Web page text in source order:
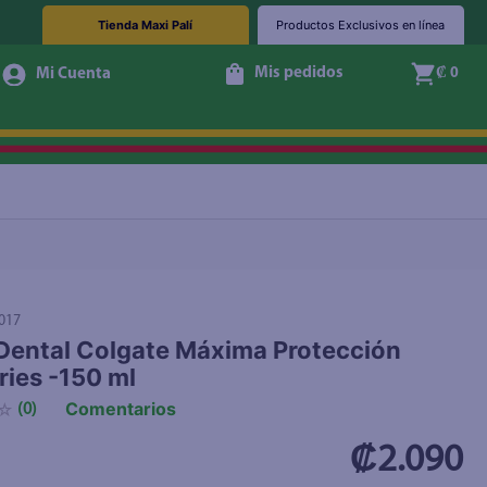
Tienda Maxi Palí Productos Exclusivos en línea
Mis pedidos ₡ 0
Colgate Máxima Protección
-150 ml
☆ (0) Comentarios
₡2.090